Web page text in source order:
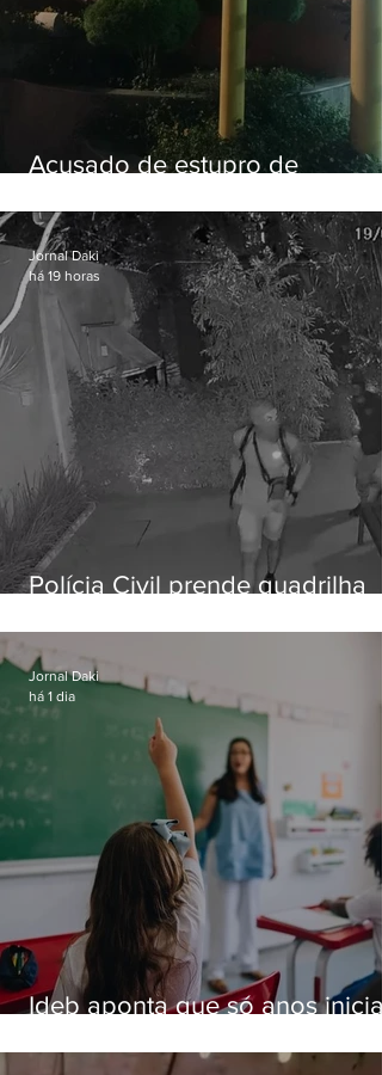
Acusado de estupro de
Polícia Civil prende quadrilha
residências de luxo no Rio
Jornal Daki
há 19 horas
Ideb aponta que só anos
educação
Jornal Daki
há 1 dia